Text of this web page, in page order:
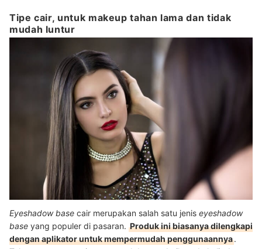
Tipe cair, untuk makeup tahan lama dan tidak
mudah luntur
Eyeshadow base cair merupakan salah satu jenis eyeshadow
base yang populer di pasaran. Produk ini biasanya dilengkapi
dengan aplikator untuk mempermudah penggunaannya.